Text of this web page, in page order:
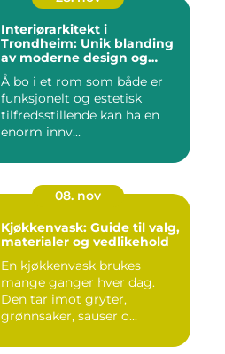
Interiørarkitekt i
Trondheim: Unik blanding
av moderne design og
tradisjonelle elementer
Å bo i et rom som både er
funksjonelt og estetisk
tilfredsstillende kan ha en
enorm innv...
08. nov
Kjøkkenvask: Guide til valg,
materialer og vedlikehold
En kjøkkenvask brukes
mange ganger hver dag.
Den tar imot gryter,
grønnsaker, sauser o...